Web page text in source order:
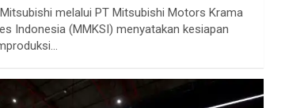
melalui PT Mitsubishi Motors Krama
Indonesia (MMKSI) menyatakan kesiapan